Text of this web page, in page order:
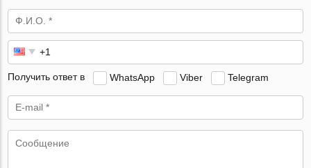
Получить ответ в WhatsApp Viber Telegram